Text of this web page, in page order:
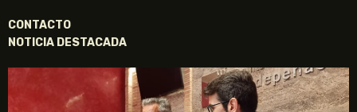
CONTACTO
NOTICIA DESTACADA